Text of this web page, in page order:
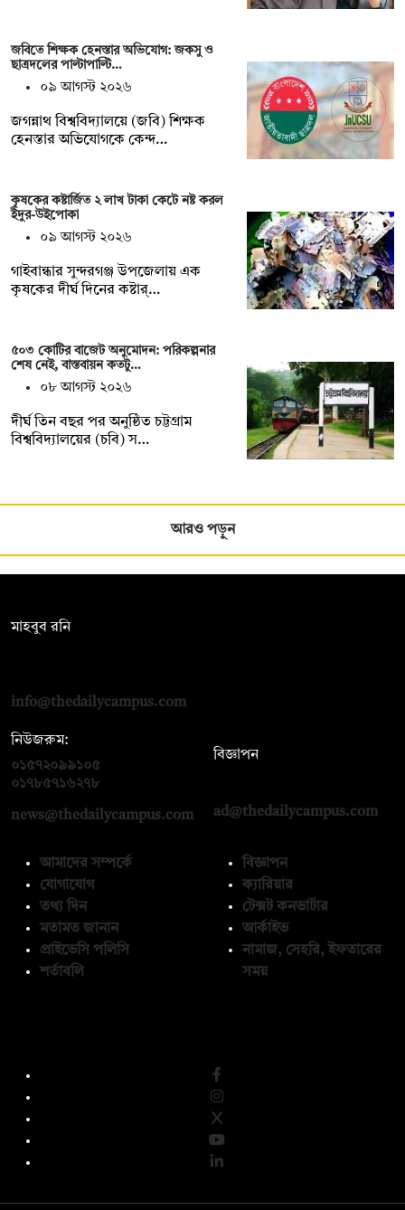
জবিতে শিক্ষক হেনস্তার অভিযোগ: জকসু ও
ছাত্রদলের পাল্টাপাল্টি…
০৯ আগস্ট ২০২৬
জগন্নাথ বিশ্ববিদ্যালয়ে (জবি) শিক্ষক
হেনস্তার অভিযোগকে কেন্দ…
কৃষকের কষ্টার্জিত ২ লাখ টাকা কেটে নষ্ট করল
ইঁদুর-উইপোকা
০৯ আগস্ট ২০২৬
গাইবান্ধার সুন্দরগঞ্জ উপজেলায় এক
কৃষকের দীর্ঘ দিনের কষ্টার্…
৫০৩ কোটির বাজেট অনুমোদন: পরিকল্পনার
শেষ নেই, বাস্তবায়ন কতটু…
০৮ আগস্ট ২০২৬
দীর্ঘ তিন বছর পর অনুষ্ঠিত চট্টগ্রাম
বিশ্ববিদ্যালয়ের (চবি) স…
আরও পড়ুন
মাহবুব রনি
info@thedailycampus.com
নিউজরুম:
০১৫৭২০৯৯১০৫
০১৭৮৫৭১৬২৭৮
news@thedailycampus.com
বিজ্ঞাপন
ad@thedailycampus.com
আমাদের সম্পর্কে
যোগাযোগ
তথ্য দিন
মতামত জানান
প্রাইভেসি পলিসি
শর্তাবলি
বিজ্ঞাপন
ক্যারিয়ার
টেক্সট কনভার্টার
আর্কাইভ
নামাজ, সেহরি, ইফতারের
সময়